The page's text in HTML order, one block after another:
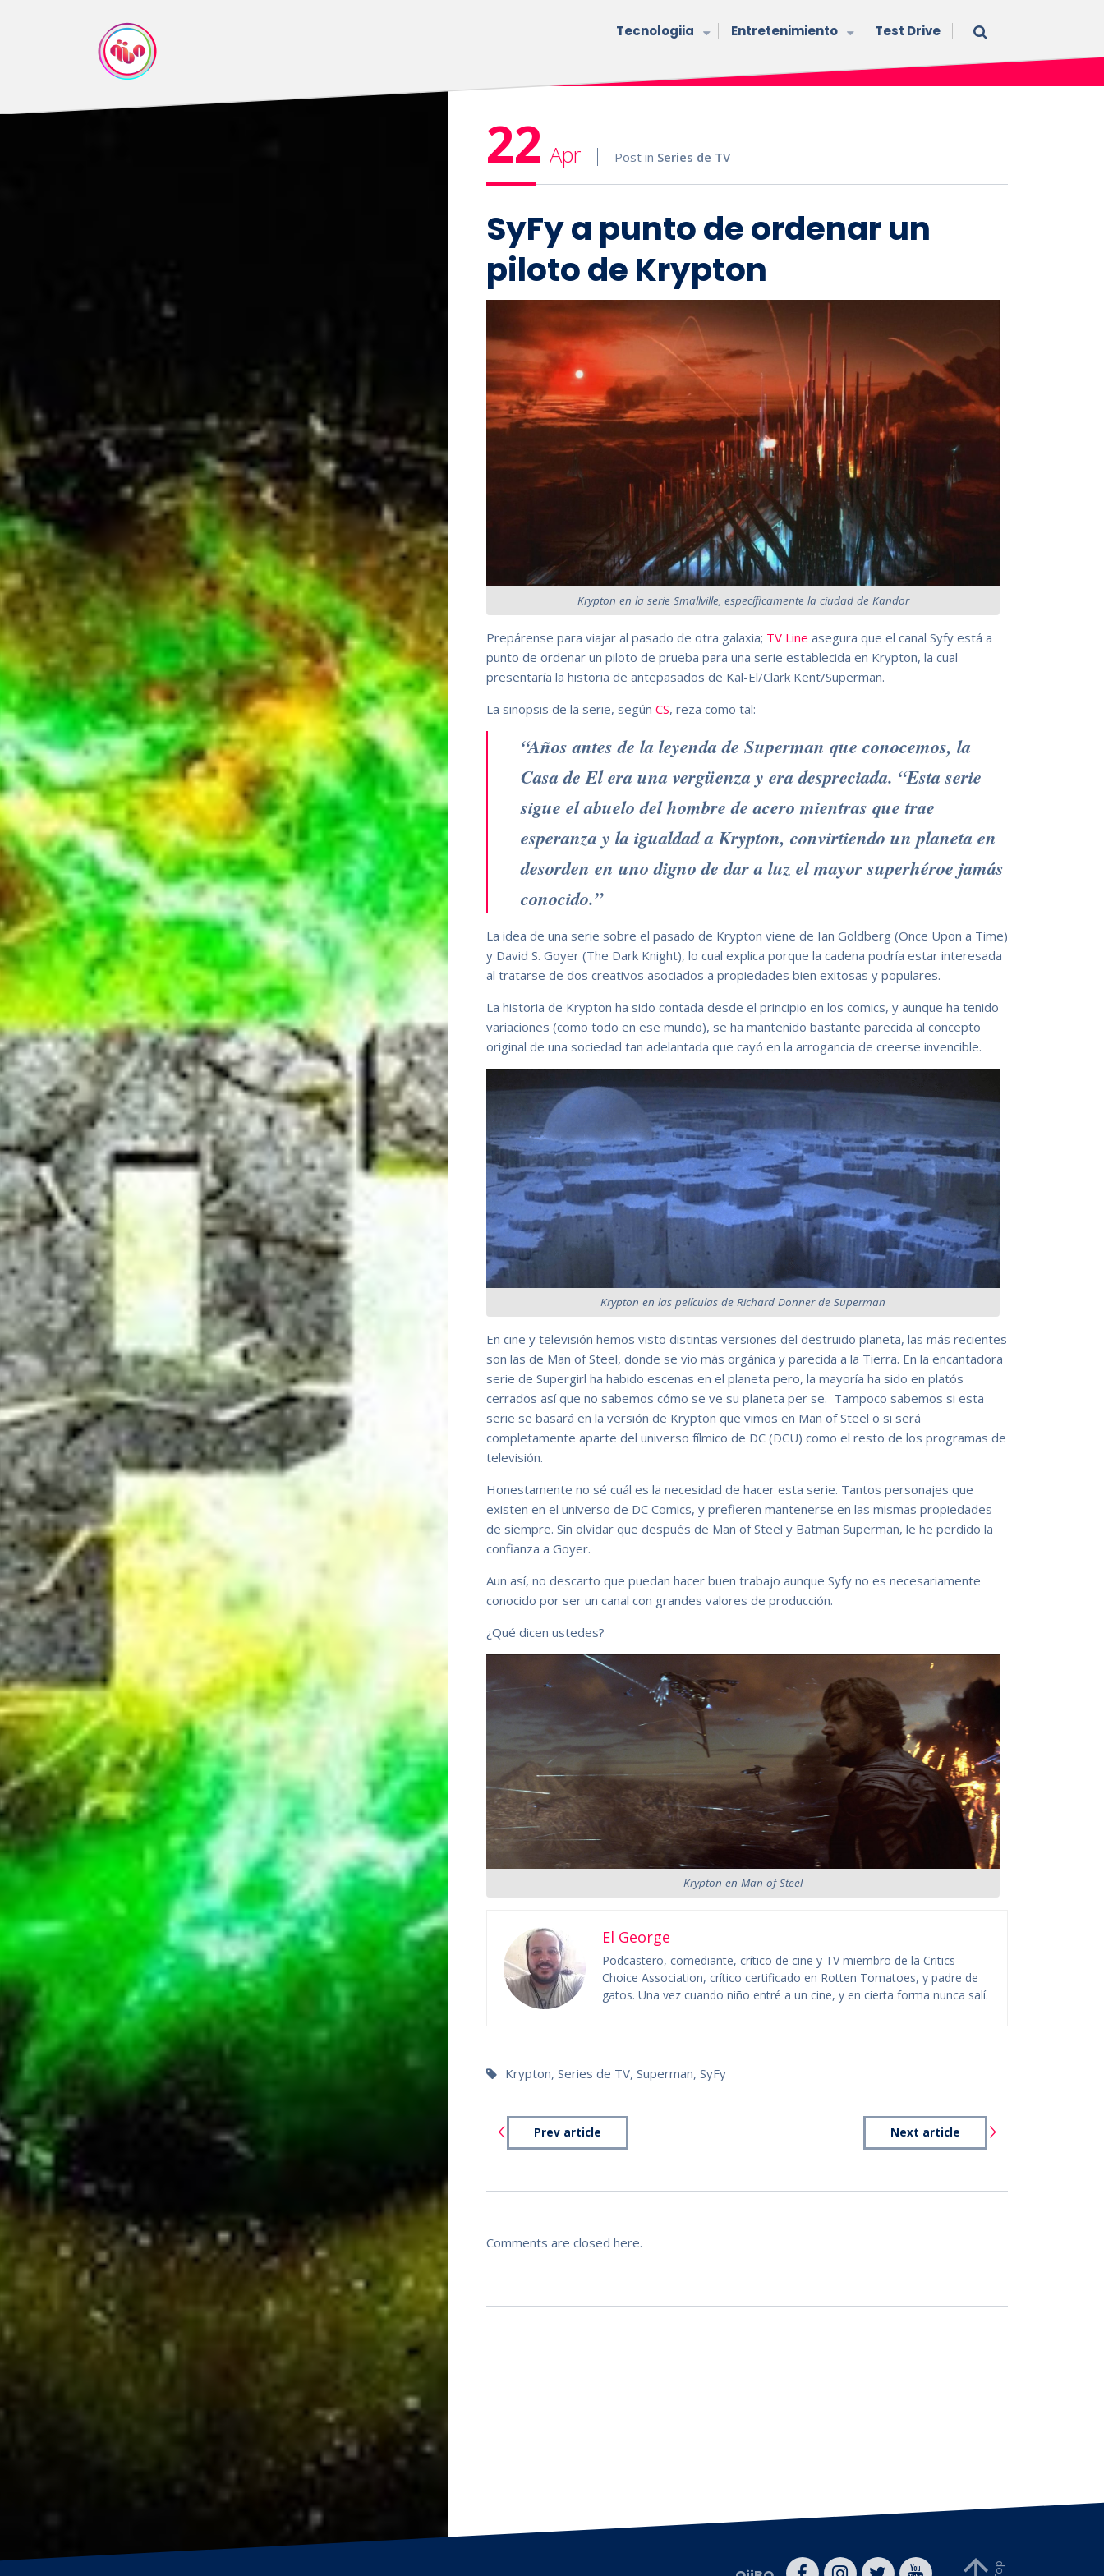
Tecnologiia Entretenimiento Test Drive
22 Apr Post in Series de TV
SyFy a punto de ordenar un
piloto de Krypton
Krypton en la serie Smallville, específicamente la ciudad de Kandor
Prepárense para viajar al pasado de otra galaxia; TV Line asegura que el canal Syfy está a
punto de ordenar un piloto de prueba para una serie establecida en Krypton, la cual
presentaría la historia de antepasados de Kal-El/Clark Kent/Superman.
La sinopsis de la serie, segúnCS, reza como tal:
“Años antes de la leyenda de Superman que conocemos, la
Casa de El era una vergüenza y era despreciada. “Esta serie
sigue el abuelo del hombre de acero mientras que trae
esperanza y la igualdad a Krypton, convirtiendo un planeta en
desorden en uno digno de dar a luz el mayor superhéroe jamás
conocido.”
La idea de una serie sobre el pasado de Krypton viene de Ian Goldberg (Once Upon a Time)
y David S. Goyer (The Dark Knight), lo cual explica porque la cadena podría estar interesada
al tratarse de dos creativos asociados a propiedades bien exitosas y populares.
La historia de Krypton ha sido contada desde el principio en los comics, y aunque ha tenido
variaciones (como todo en ese mundo), se ha mantenido bastante parecida al concepto
original de una sociedad tan adelantada que cayó en la arrogancia de creerse invencible.
Krypton en las películas de Richard Donner de Superman
En cine y televisión hemos visto distintas versiones del destruido planeta, las más recientes
son las de Man of Steel, donde se vio más orgánica y parecida a la Tierra. En la encantadora
serie de Supergirl ha habido escenas en el planeta pero, la mayoría ha sido en platós
cerrados así que no sabemos cómo se ve su planeta per se. Tampoco sabemos si esta
serie se basará en la versión de Krypton que vimos en Man of Steel o si será
completamente aparte del universo fílmico de DC (DCU) como el resto de los programas de
televisión.
Honestamente no sé cuál es la necesidad de hacer esta serie. Tantos personajes que
existen en el universo de DC Comics, y prefieren mantenerse en las mismas propiedades
de siempre. Sin olvidar que después de Man of Steel y Batman Superman, le he perdido la
confianza a Goyer.
Aun así, no descarto que puedan hacer buen trabajo aunque Syfy no es necesariamente
conocido por ser un canal con grandes valores de producción.
¿Qué dicen ustedes?
Krypton en Man of Steel
El George
Podcastero, comediante, crítico de cine y TV miembro de la Critics
Choice Association, crítico certificado en Rotten Tomatoes, y padre de
gatos. Una vez cuando niño entré a un cine, y en cierta forma nunca salí.
Krypton,Series de TV,Superman,SyFy
Prev article Next article
Comments are closed here.